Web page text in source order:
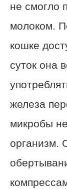
не смогло
молоком.
кошке
суток она
железа
микробы
организм.